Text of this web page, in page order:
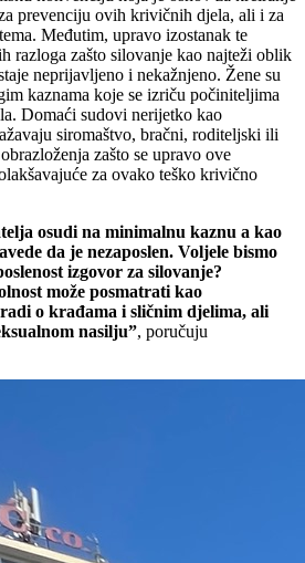
prevenciju ovih krivičnih djela, ali i za
Međutim, upravo izostanak te
razloga zašto silovanje kao najteži oblik
neprijavljeno i nekažnjeno. Žene su
kaznama koje se izriču počiniteljima
Domaći sudovi nerijetko kao
siromaštvo, bračni, roditeljski ili
zašto se upravo ove
za ovako teško krivično
osudi na minimalnu kaznu a kao
da je nezaposlen. Voljele bismo
izgovor za silovanje?
može posmatrati kao
o krađama i sličnim djelima, ali
nasilju”, poručuju